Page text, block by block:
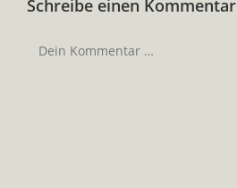
Schreibe einen Kommentar
Kommentar